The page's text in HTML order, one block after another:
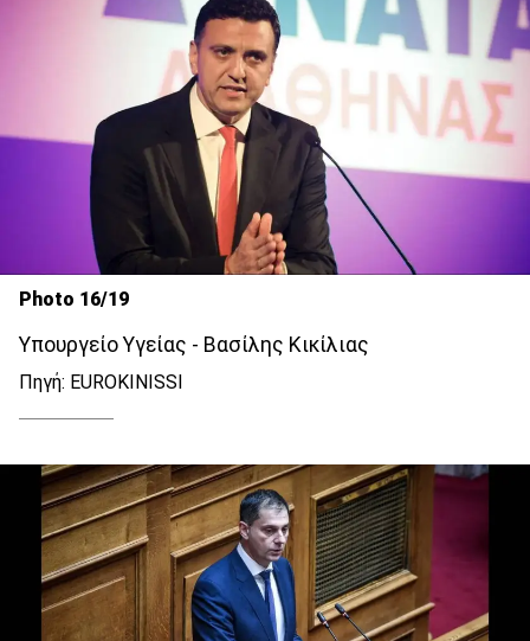
Photo 16/19
Yπουργείο Υγείας - Βασίλης Κικίλιας
Πηγή: EUROKINISSI